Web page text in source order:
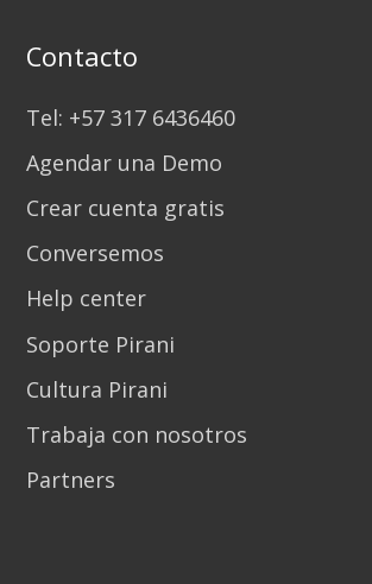
Contacto
Tel: +57 317 6436460
Agendar una Demo
Crear cuenta gratis
Conversemos
Help center
Soporte Pirani
Cultura Pirani
Trabaja con nosotros
Partners